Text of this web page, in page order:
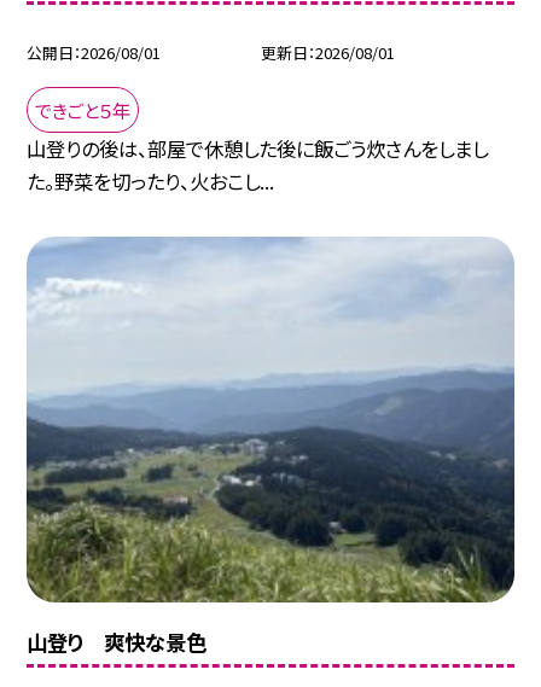
公開日 2026/08/01 更新日 2026/08/01
できごと５年
山登りの後は、部屋で休憩した後に飯ごう炊さんをしまし
た。野菜を切ったり、火おこし...
山登り 爽快な景色